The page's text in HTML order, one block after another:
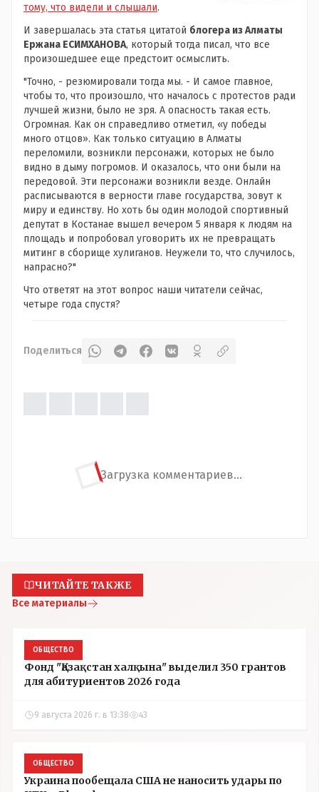
тому, что видели и слышали.
И завершалась эта статья цитатой блогера из Алматы
Ержана ЕСИМХАНОВА, который тогда писал, что все
произошедшее еще предстоит осмыслить.
"Точно, - резюмировали тогда мы. - И самое главное,
чтобы то, что произошло, что началось с протестов ради
лучшей жизни, было не зря. А опасность такая есть.
Огромная. Как он справедливо отметил, «у победы
много отцов». Как только ситуацию в Алматы
переломили, возникли персонажи, которых не было
видно в дыму погромов. И оказалось, что они были на
передовой. Эти персонажи возникли везде. Онлайн
расписываются в верности главе государства, зовут к
миру и единству. Но хоть бы один молодой спортивный
депутат в Костанае вышел вечером 5 января к людям на
площадь и попробовал уговорить их не превращать
митинг в сборище хулиганов. Неужели то, что случилось,
напрасно?"
Что ответят на этот вопрос наши читатели сейчас,
четыре года спустя?
Поделиться
Загрузка комментариев...
ЧИТАЙТЕ ТАКЖЕ
Все материалы
ОБЩЕСТВО
Фонд "Қазақстан халқына" выделил 350 грантов
для абитуриентов 2026 года
9 августа 2026 г. в 13:38 43
ОБЩЕСТВО
Украина пообещала США не наносить удары по